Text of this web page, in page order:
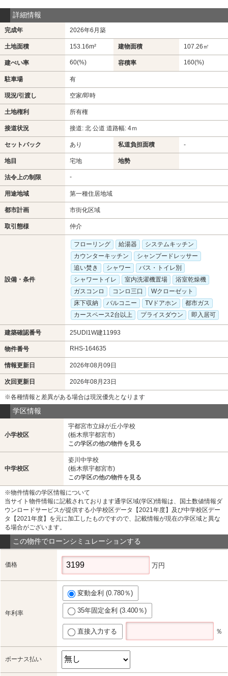
詳細情報
完成年 2026年6月築
土地面積 153.16m² 建物面積 107.26㎡
建ぺい率 60(%) 容積率 160(%)
駐車場 有
現況/引渡し 空家/即時
土地権利 所有権
接道状況 接道: 北 公道 道路幅: 4ｍ
セットバック あり 私道負担面積 -
地目 宅地 地勢
法令上の制限 -
用途地域 第一種住居地域
都市計画 市街化区域
取引態様 仲介
設備・条件
フローリング 給湯器
システムキッチン
カウンターキッチン
シャンプードレッサー
追い焚き
シャワー
バス・トイレ別
シャワートイレ
室内洗濯機置場
浴室乾燥機
ガスコンロ
コンロ三口
Wクローゼット
床下収納
バルコニー TVドアホン
都市ガス
カースペース2台以上
プライスダウン 即入居可
建築確認番号 25UDI1W建11993
物件番号 RHS-164635
情報更新日 2026年08月09日
次回更新日 2026年08月23日
※各種情報と差異がある場合は現況優先となります
学区情報
小学校区
宇都宮市立緑が丘小学校
(栃木県宇都宮市)
この学区の他の物件を見る
中学校区
姿川中学校
(栃木県宇都宮市)
この学区の他の物件を見る
※物件情報の学区情報について
当サイト物件情報に記載されております通学区域(学区)情報は、国土数値情報ダ
ウンロードサービスが提供する小学校区データ【2021年度】及び中学校区デー
タ【2021年度】を元に加工したものですので、記載情報が現在の学区域と異な
る場合がございます。
この物件でローンシミュレーションする
価格 万円
年利率
変動金利 (0.780％)
35年固定金利 (3.400％)
直接入力する ％
ボーナス払い